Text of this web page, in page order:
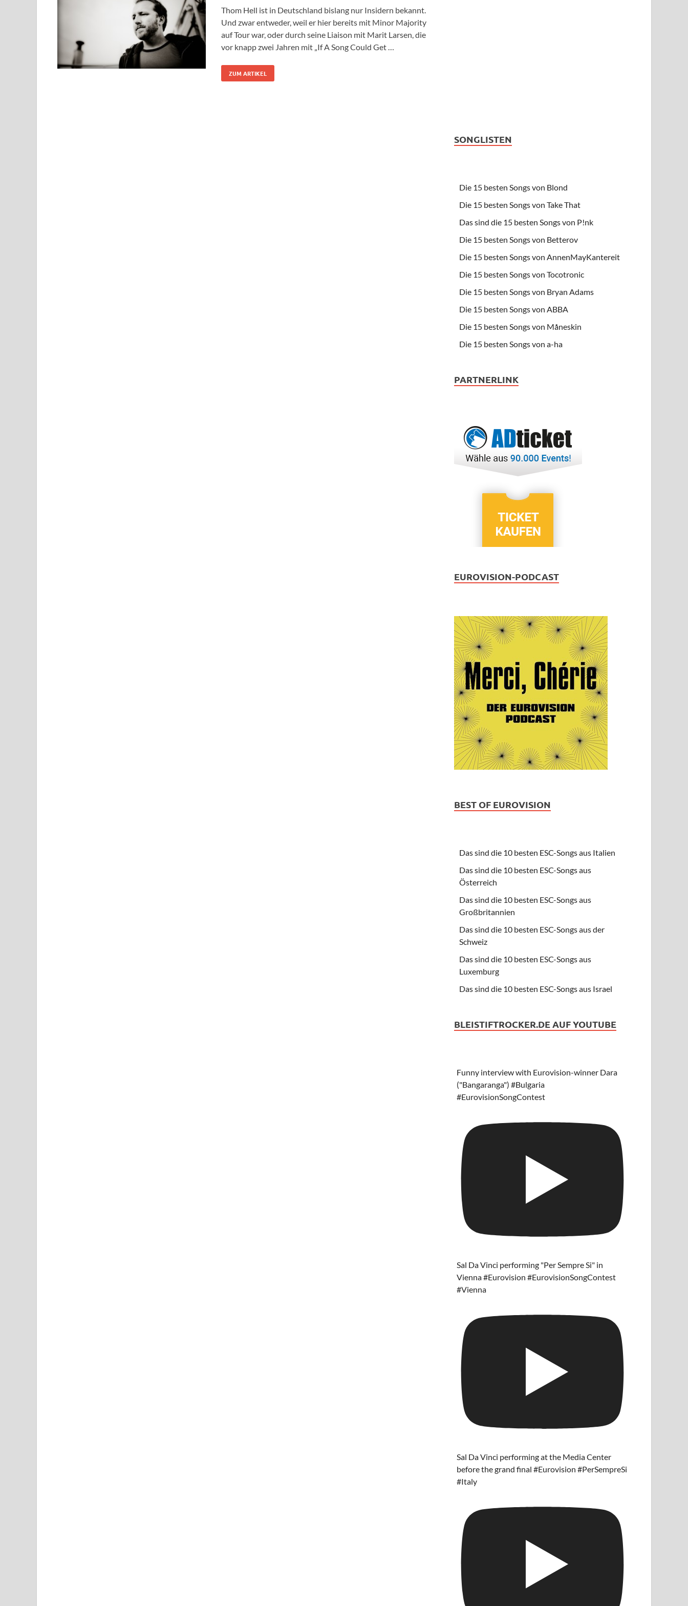
Thom Hell ist in Deutschland bislang nur Insidern bekannt.
Und zwar entweder, weil er hier bereits mit Minor Majority
auf Tour war, oder durch seine Liaison mit Marit Larsen, die
vor knapp zwei Jahren mit „If A Song Could Get …
ZUM ARTIKEL
SONGLISTEN
Die 15 besten Songs von Blond
Die 15 besten Songs von Take That
Das sind die 15 besten Songs von P!nk
Die 15 besten Songs von Betterov
Die 15 besten Songs von AnnenMayKantereit
Die 15 besten Songs von Tocotronic
Die 15 besten Songs von Bryan Adams
Die 15 besten Songs von ABBA
Die 15 besten Songs von Måneskin
Die 15 besten Songs von a-ha
PARTNERLINK
EUROVISION-PODCAST
BEST OF EUROVISION
Das sind die 10 besten ESC-Songs aus Italien
Das sind die 10 besten ESC-Songs aus
Österreich
Das sind die 10 besten ESC-Songs aus
Großbritannien
Das sind die 10 besten ESC-Songs aus der
Schweiz
Das sind die 10 besten ESC-Songs aus
Luxemburg
Das sind die 10 besten ESC-Songs aus Israel
BLEISTIFTROCKER.DE AUF YOUTUBE
Funny interview with Eurovision-winner Dara
("Bangaranga") #Bulgaria
#EurovisionSongContest
Sal Da Vinci performing "Per Sempre Si" in
Vienna #Eurovision #EurovisionSongContest
#Vienna
Sal Da Vinci performing at the Media Center
before the grand final #Eurovision #PerSempreSi
#Italy